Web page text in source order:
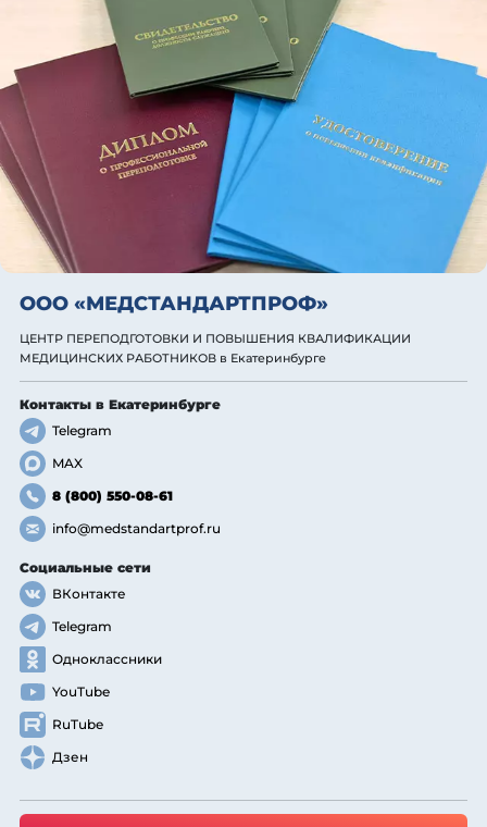
ООО «МЕДСТАНДАРТПРОФ»
ЦЕНТР ПЕРЕПОДГОТОВКИ И ПОВЫШЕНИЯ КВАЛИФИКАЦИИ
МЕДИЦИНСКИХ РАБОТНИКОВ в Екатеринбурге
Контакты в Екатеринбурге
Telegram
MAX
8 (800) 550-08-61
info@medstandartprof.ru
Социальные сети
ВКонтакте
Telegram
Одноклассники
YouTube
RuTube
Дзен